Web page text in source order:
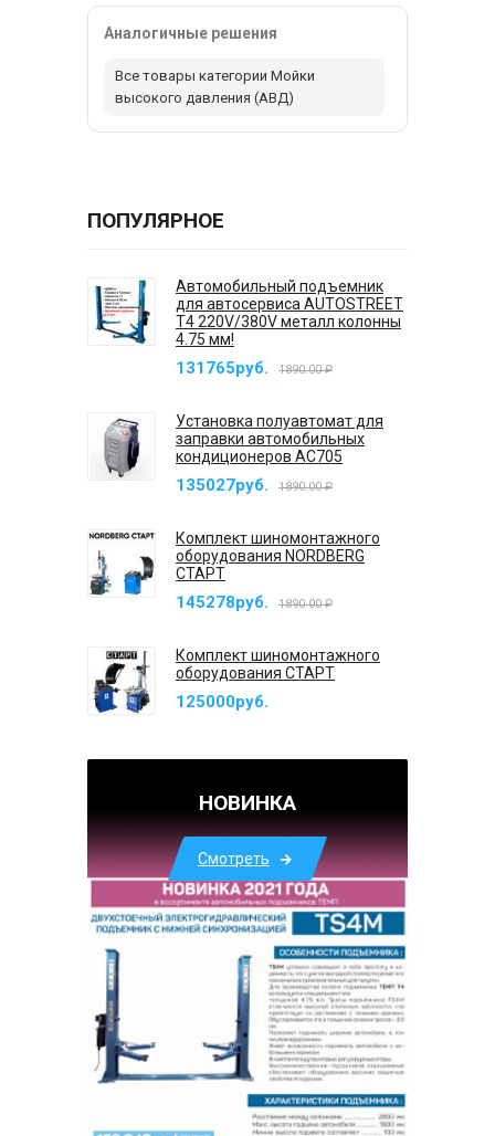
Аналогичные решения
Все товары категории Мойки
высокого давления (АВД)
ПОПУЛЯРНОЕ
Автомобильный подъемник
для автосервиса AUTOSTREET
T4 220V/380V металл колонны
4.75 мм!
131765руб. 1890.00 ₽
Установка полуавтомат для
заправки автомобильных
кондиционеров AC705
135027руб. 1890.00 ₽
Комплект шиномонтажного
оборудования NORDBERG
СТАРТ
145278руб. 1890.00 ₽
Комплект шиномонтажного
оборудования СТАРТ
125000руб.
НОВИНКА
Смотреть